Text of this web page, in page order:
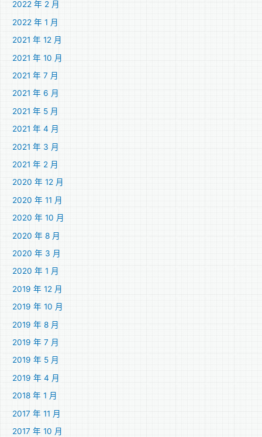
2022 年 2 月
2022 年 1 月
2021 年 12 月
2021 年 10 月
2021 年 7 月
2021 年 6 月
2021 年 5 月
2021 年 4 月
2021 年 3 月
2021 年 2 月
2020 年 12 月
2020 年 11 月
2020 年 10 月
2020 年 8 月
2020 年 3 月
2020 年 1 月
2019 年 12 月
2019 年 10 月
2019 年 8 月
2019 年 7 月
2019 年 5 月
2019 年 4 月
2018 年 1 月
2017 年 11 月
2017 年 10 月